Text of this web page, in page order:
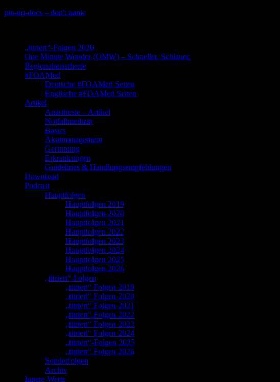
Skip
pin-up-docs – don't panic
„titriert“-Folgen 2026
One Minute Wonder (OMW) – Schneller. Schlauer.
Regionalanästhesie
#FOAMed
Deutsche #FOAMed Seiten
Englische #FOAMed Seiten
Artikel
Anästhesie – Artikel
Notfallmedizin
Basics
Akutmanagement
Gerinnung
Erkrankungen
Guidelines & Handlungsempfehlungen
Download
Podcast
Hauptfolgen
Hauptfolgen 2019
Hauptfolgen 2020
Hauptfolgen 2021
Hauptfolgen 2022
Hauptfolgen 2023
Hauptfolgen 2024
Hauptfolgen 2025
Hauptfolgen 2026
„titriert“-Folgen
„titriert“ Folgen 2019
„titriert“ Folgen 2020
„titriert“ Folgen 2021
„titriert“ Folgen 2022
„titriert“ Folgen 2023
„titriert“ Folgen 2024
„titriert“-Folgen 2025
„titriert“ Folgen 2026
Sonderfolgen
Archiv
Innere Werte